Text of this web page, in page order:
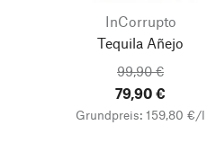
InCorrupto
Tequila Añejo
99,90 €
79,90 €
Grundpreis: 159,80 €/l